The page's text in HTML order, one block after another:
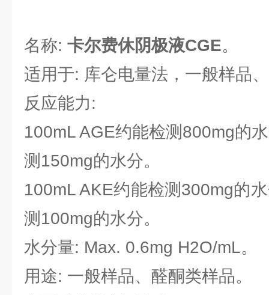
名称: 卡尔费休阴极液CGE。
适用于: 库仑电量法，一般样品
反应能力:
100mL AGE约能检测800mg的
测150mg的水分。
100mL AKE约能检测300mg的
测100mg的水分。
水分量: Max. 0.6mg H2O/mL。
用途: 一般样品、醛酮类样品。